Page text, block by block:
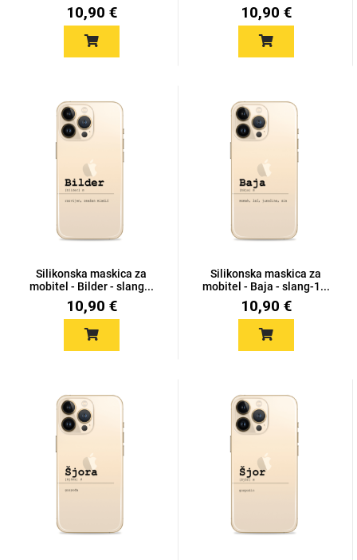
10,90 € 10,90 €
Silikonska maskica za
mobitel - Bilder - slang...
10,90 €
Silikonska maskica za
mobitel - Baja - slang-1...
10,90 €